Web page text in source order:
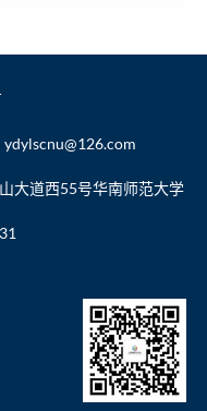
大道西55号华南师范大学